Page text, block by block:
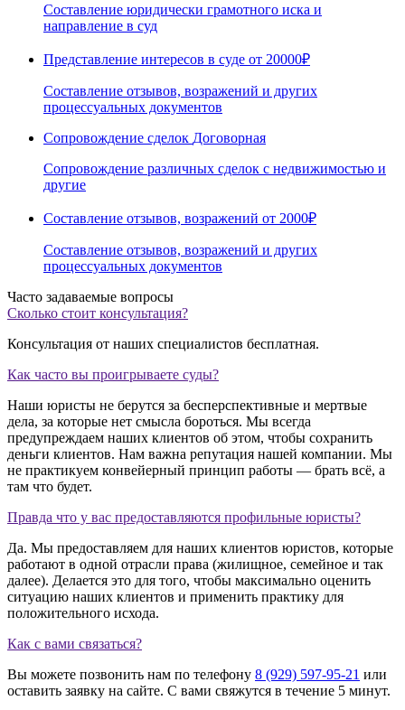
Составление юридически грамотного иска и
направление в суд
Представление интересов в суде от 20000₽
Составление отзывов, возражений и других
процессуальных документов
Сопровождение сделок Договорная
Сопровождение различных сделок с недвижимостью и
другие
Составление отзывов, возражений от 2000₽
Составление отзывов, возражений и других
процессуальных документов
Часто задаваемые вопросы
Сколько стоит консультация?
Консультация от наших специалистов бесплатная.
Как часто вы проигрываете суды?
Наши юристы не берутся за бесперспективные и мертвые
дела, за которые нет смысла бороться. Мы всегда
предупреждаем наших клиентов об этом, чтобы сохранить
деньги клиентов. Нам важна репутация нашей компании. Мы
не практикуем конвейерный принцип работы — брать всё, а
там что будет.
Правда что у вас предоставляются профильные юристы?
Да. Мы предоставляем для наших клиентов юристов, которые
работают в одной отрасли права (жилищное, семейное и так
далее). Делается это для того, чтобы максимально оценить
ситуацию наших клиентов и применить практику для
положительного исхода.
Как с вами связаться?
Вы можете позвонить нам по телефону 8 (929) 597-95-21 или
оставить заявку на сайте. С вами свяжутся в течение 5 минут.